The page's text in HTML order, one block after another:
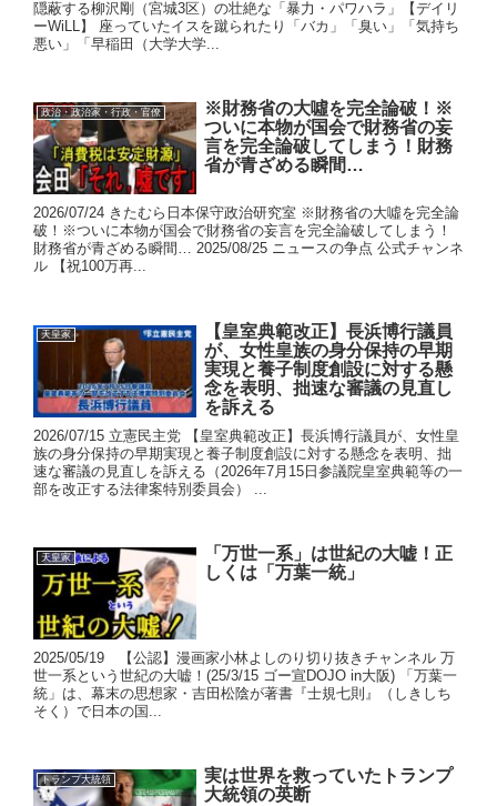
隠蔽する柳沢剛（宮城3区）の壮絶な「暴力・パワハラ」【デイリ
ーWiLL】 座っていたイスを蹴られたり「バカ」「臭い」「気持ち
悪い」「早稲田（大学大学...
政治・政治家・行政・官僚
※財務省の大噓を完全論破！※
ついに本物が国会で財務省の妄
言を完全論破してしまう！財務
省が青ざめる瞬間…
2026/07/24 きたむら日本保守政治研究室 ※財務省の大噓を完全論
破！※ついに本物が国会で財務省の妄言を完全論破してしまう！
財務省が青ざめる瞬間… 2025/08/25 ニュースの争点 公式チャンネ
ル 【祝100万再...
天皇家
【皇室典範改正】長浜博行議員
が、女性皇族の身分保持の早期
実現と養子制度創設に対する懸
念を表明、拙速な審議の見直し
を訴える
2026/07/15 立憲民主党 【皇室典範改正】長浜博行議員が、女性皇
族の身分保持の早期実現と養子制度創設に対する懸念を表明、拙
速な審議の見直しを訴える（2026年7月15日参議院皇室典範等の一
部を改正する法律案特別委員会） ...
天皇家
「万世一系」は世紀の大嘘！正
しくは「万葉一統」
2025/05/19 【公認】漫画家小林よしのり切り抜きチャンネル 万
世一系という世紀の大嘘！(25/3/15 ゴー宣DOJO in大阪) 「万葉一
統」は、幕末の思想家・吉田松陰が著書『士規七則』（しきしち
そく）で日本の国...
トランプ大統領
実は世界を救っていたトランプ
大統領の英断